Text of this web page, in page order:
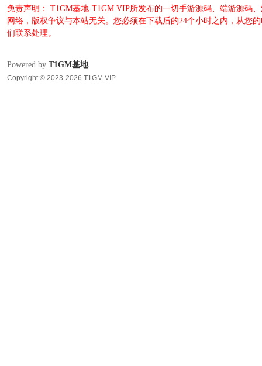
免责声明： T1GM基地-T1GM.VIP所发布的一切手游源码、端游源码
网络，版权争议与本站无关。您必须在下载后的24个小时之内，从您
们联系处理。
Powered by T1GM基地
Copyright © 2023-2026 T1GM.VIP